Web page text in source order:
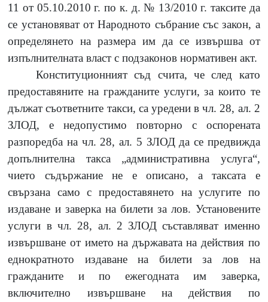
11 от 05.10.2010 г. по к. д. № 13/2010 г. таксите да
се установяват от Народното събрание със закон, а
определянето на размера им да се извършва от
изпълнителната власт с подзаконов нормативен акт.
Конституционният съд счита, че след като
предоставяните на гражданите услуги, за които те
дължат съответните такси, са уредени в чл. 28, ал. 2
ЗЛОД, е недопустимо повторно с оспорената
разпоредба на чл. 28, ал. 5 ЗЛОД да се предвижда
допълнителна такса „административна услуга“,
чието съдържание не е описано, а таксата е
свързана само с предоставянето на услугите по
издаване и заверка на билети за лов. Установените
услуги в чл. 28, ал. 2 ЗЛОД съставляват именно
извършване от името на държавата на действия по
еднократното издаване на билети за лов на
гражданите и по ежегодната им заверка,
включително извършване на действия по